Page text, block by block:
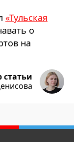
«Тульская
о
на
статьи